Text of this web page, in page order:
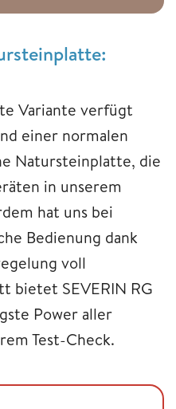
Variante verfügt
einer normalen
Natursteinplatte, die
in unserem
hat uns bei
Bedienung dank
voll
bietet SEVERIN RG
Power aller
Test-Check.